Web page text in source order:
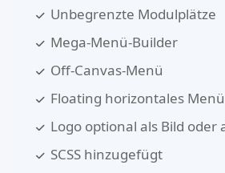
Unbegrenzte Modulplätze
Mega-Menü-Builder
Off-Canvas-Menü
Floating horizontales Menü
Logo optional als Bild oder
SCSS hinzugefügt